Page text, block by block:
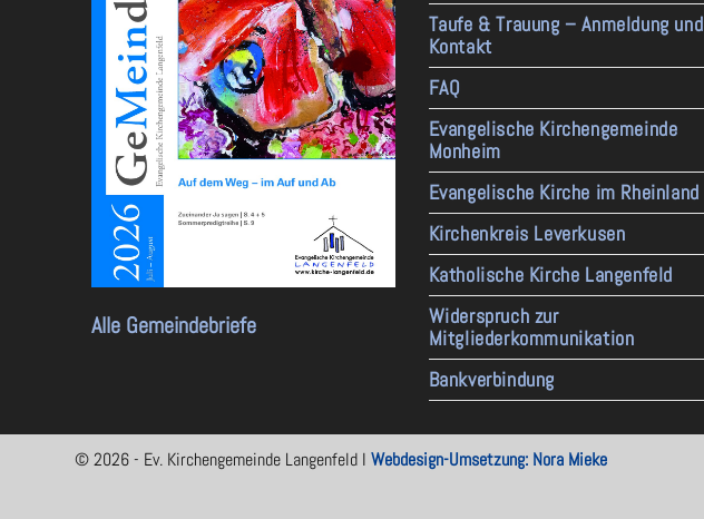
Alle Gemeindebriefe
Taufe & Trauung – Anmeldung und
Kontakt
FAQ
Evangelische Kirchengemeinde
Monheim
Evangelische Kirche im Rheinland
Kirchenkreis Leverkusen
Katholische Kirche Langenfeld
Widerspruch zur
Mitgliederkommunikation
Bankverbindung
© 2026 - Ev. Kirchengemeinde Langenfeld IWebdesign-Umsetzung: Nora Mieke